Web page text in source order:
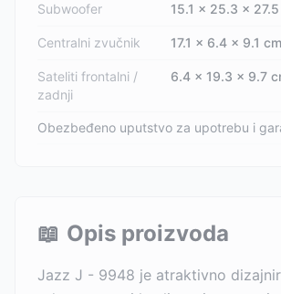
Subwoofer 15.1 x 25.3 x
Centralni zvučnik 17.1 x 6.4 x 9.1 cm
Sateliti frontalni /
zadnji
6.4 x 19.3 x 9.7
Obezbeđeno uputstvo za upotrebu i
📖 Opis proizvoda
Jazz J - 9948 je atraktivno